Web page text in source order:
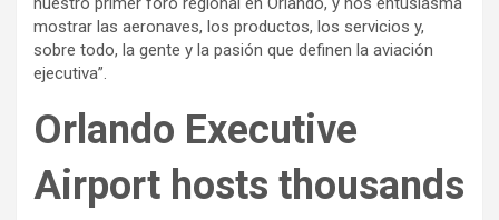
mostrar las aeronaves, los productos, los servicios y,
sobre todo, la gente y la pasión que definen la aviación
ejecutiva”.
Orlando Executive
Airport hosts thousands